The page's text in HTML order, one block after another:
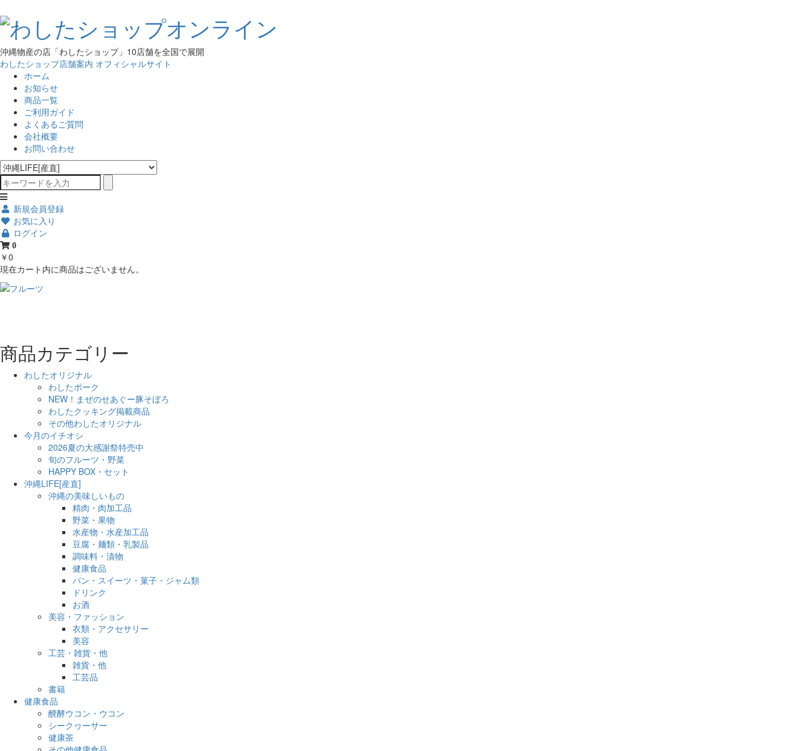
沖縄物産の店「わしたショップ」10店舗を全国で展開
わしたショップ店舗案内 オフィシャルサイト
ホーム
お知らせ
商品一覧
ご利用ガイド
よくあるご質問
会社概要
お問い合わせ
新規会員登録
お気に入り
ログイン
0
￥0
現在カート内に商品はございません。
商品カテゴリー
わしたオリジナル
わしたポーク
NEW！まぜのせあぐー豚そぼろ
わしたクッキング掲載商品
その他わしたオリジナル
今月のイチオシ
2026夏の大感謝祭特売中
旬のフルーツ・野菜
HAPPY BOX・セット
沖縄LIFE[産直]
沖縄の美味しいもの
精肉・肉加工品
野菜・果物
水産物・水産加工品
豆腐・麺類・乳製品
調味料・漬物
健康食品
パン・スイーツ・菓子・ジャム類
ドリンク
お酒
美容・ファッション
衣類・アクセサリー
美容
工芸・雑貨・他
雑貨・他
工芸品
書籍
健康食品
醗酵ウコン・ウコン
シークヮーサー
健康茶